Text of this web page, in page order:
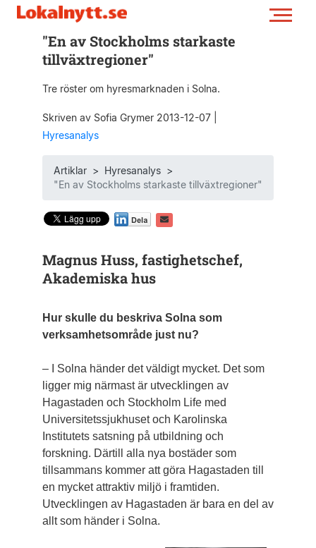
"En av Stockholms starkaste
tillväxtregioner"
Tre röster om hyresmarknaden i Solna.
Skriven av Sofia Grymer 2013-12-07
Hyresanalys
Artiklar> Hyresanalys>
"En av Stockholms starkaste tillväxtregioner"
Magnus Huss, fastighetschef,
Akademiska hus
Hur skulle du beskriva Solna som
verksamhetsområde just nu?
– I Solna händer det väldigt mycket. Det som
ligger mig närmast är utvecklingen av
Hagastaden och Stockholm Life med
Universitetssjukhuset och Karolinska
Institutets satsning på utbildning och
forskning. Därtill alla nya bostäder som
tillsammans kommer att göra Hagastaden till
en mycket attraktiv miljö i framtiden.
Utvecklingen av Hagastaden är bara en del av
allt som händer i Solna.